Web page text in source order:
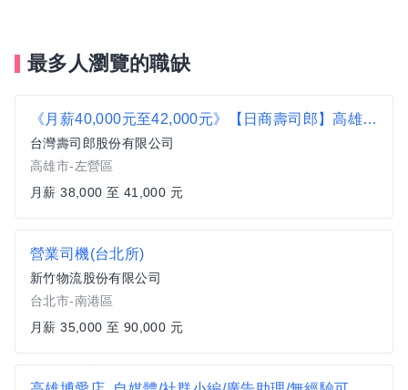
最多人瀏覽的職缺
《月薪40,000元至42,000元》【日商壽司郎】高雄新光左營店-正職人員★歡迎二度就業、無經驗
台灣壽司郎股份有限公司
高雄市-左營區
月薪 38,000 至 41,000 元
營業司機(台北所)
新竹物流股份有限公司
台北市-南港區
月薪 35,000 至 90,000 元